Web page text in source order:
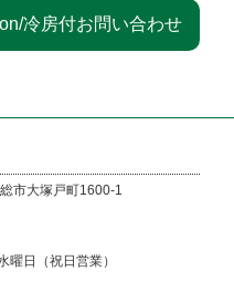
冷房付お問い合わせ
市大塚戸町1600-1
曜日（祝日営業）